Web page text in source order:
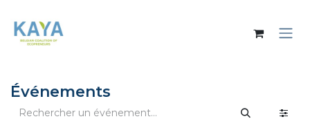
Événements